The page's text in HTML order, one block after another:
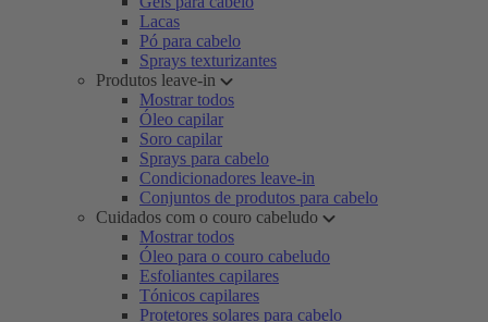
Lacas
Pó para cabelo
Sprays texturizantes
Produtos leave-in
Mostrar todos
Óleo capilar
Soro capilar
Sprays para cabelo
Condicionadores leave-in
Conjuntos de produtos para cabelo
Cuidados com o couro cabeludo
Mostrar todos
Óleo para o couro cabeludo
Esfoliantes capilares
Tónicos capilares
Protetores solares para cabelo